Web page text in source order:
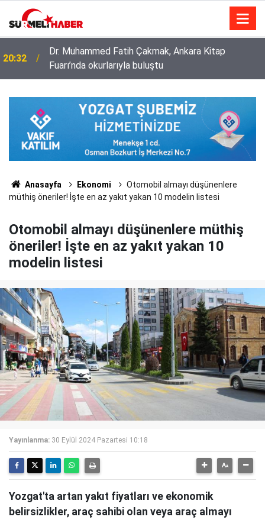
14:52
Diyanet İşleri Başkanlığı ile Türkiye Diyanet Vakfı
milyonları sevindirdi
Anasayfa Ekonomi
Otomobil almayı düşünenlere
müthiş öneriler! İşte en az yakıt yakan 10 modelin listesi
Otomobil almayı düşünenlere müthiş
öneriler! İşte en az yakıt yakan 10
modelin listesi
Yayınlanma: 30 Eylül 2024 Pazartesi 10:18
Yozgat'ta artan yakıt fiyatları ve ekonomik
belirsizlikler, araç sahibi olan veya araç almayı